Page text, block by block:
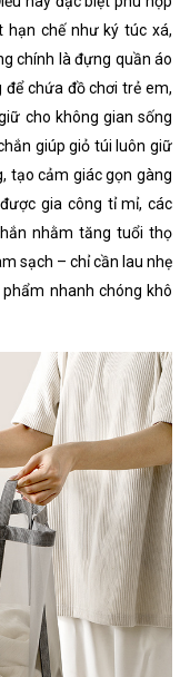
hạn chế như ký túc xá,
chính là đựng quần áo
chứa đồ chơi trẻ em,
cho không gian sống
giúp giỏ túi luôn giữ
tạo cảm giác gọn gàng
gia công tỉ mỉ, các
nhằm tăng tuổi thọ
sạch – chỉ cần lau nhẹ
nhanh chóng khô